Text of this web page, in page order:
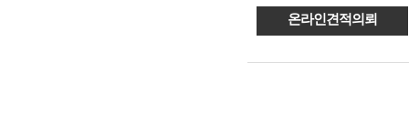
온라인견적의뢰